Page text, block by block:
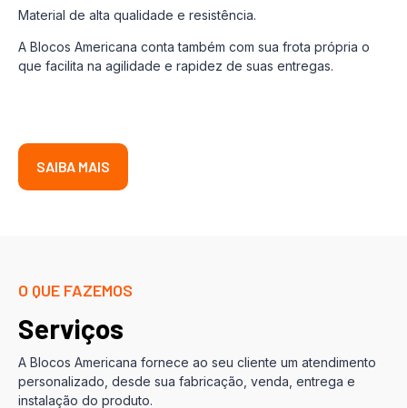
Material de alta qualidade e resistência.
A Blocos Americana conta também com sua frota própria o
que facilita na agilidade e rapidez de suas entregas.
SAIBA MAIS
O QUE FAZEMOS
Serviços
A Blocos Americana fornece ao seu cliente um atendimento
personalizado, desde sua fabricação, venda, entrega e
instalação do produto.